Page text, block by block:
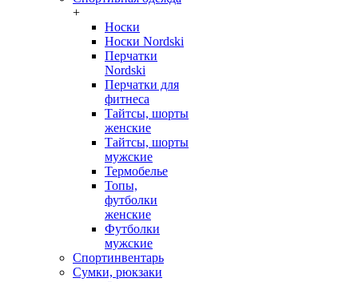
+
Носки
Носки Nordski
Перчатки
Nordski
Перчатки для
фитнеса
Тайтсы, шорты
женские
Тайтсы, шорты
мужские
Термобелье
Топы,
футболки
женские
Футболки
мужские
Спортинвентарь
Сумки, рюкзаки